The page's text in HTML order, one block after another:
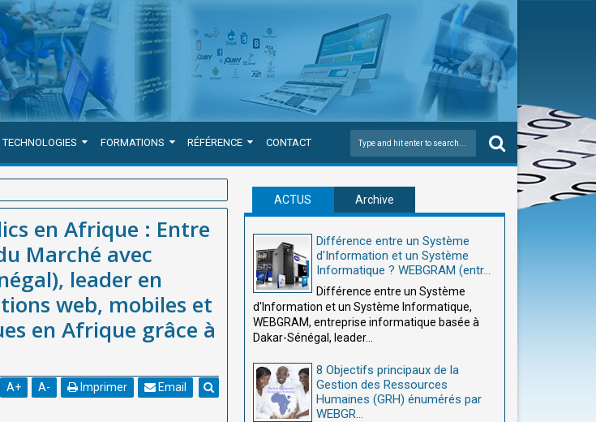
TECHNOLOGIES FORMATIONS RÉFÉRENCE CONTACT
et Impératif du Marché avec l’expertise
web, mobiles et de la gestion des
en Afrique : Entre
Marché avec
leader en
web, mobiles et
en Afrique grâce à
A+ A- Imprimer Email
ACTUS Archive
Différence entre un Système
d'Information et un Système
Informatique ? WEBGRAM (entr...
Différence entre un Système
d'Information et un Système Informatique,
WEBGRAM, entreprise informatique basée à
Dakar-Sénégal, leader...
8 Objectifs principaux de la
Gestion des Ressources
Humaines (GRH) énumérés par
WEBGR...